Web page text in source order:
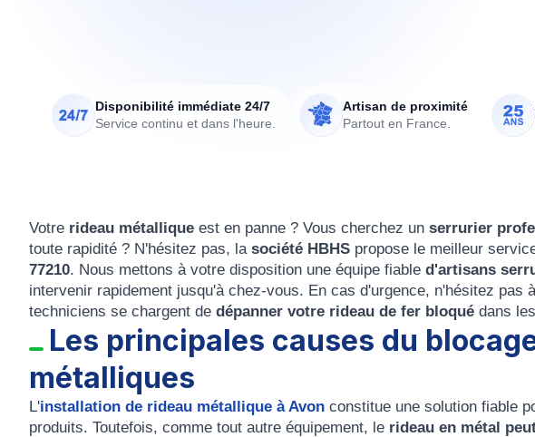
Disponibilité immédiate 24/7
Service continu et dans l'heure.
Artisan de proximité
Partout en France.
Votre rideau métallique est en panne ? Vous cherchez un serrurier
toute rapidité ? N'hésitez pas, la société HBHS propose le meilleur
77210. Nous mettons à votre disposition une équipe fiable d'artisans
intervenir rapidement jusqu'à chez-vous. En cas d'urgence, n'hésitez pas
techniciens se chargent de dépanner votre rideau de fer bloqué dans
Les principales causes du
métalliques
L'installation de rideau métallique à Avon constitue une solution fiable
produits. Toutefois, comme tout autre équipement, le rideau en métal